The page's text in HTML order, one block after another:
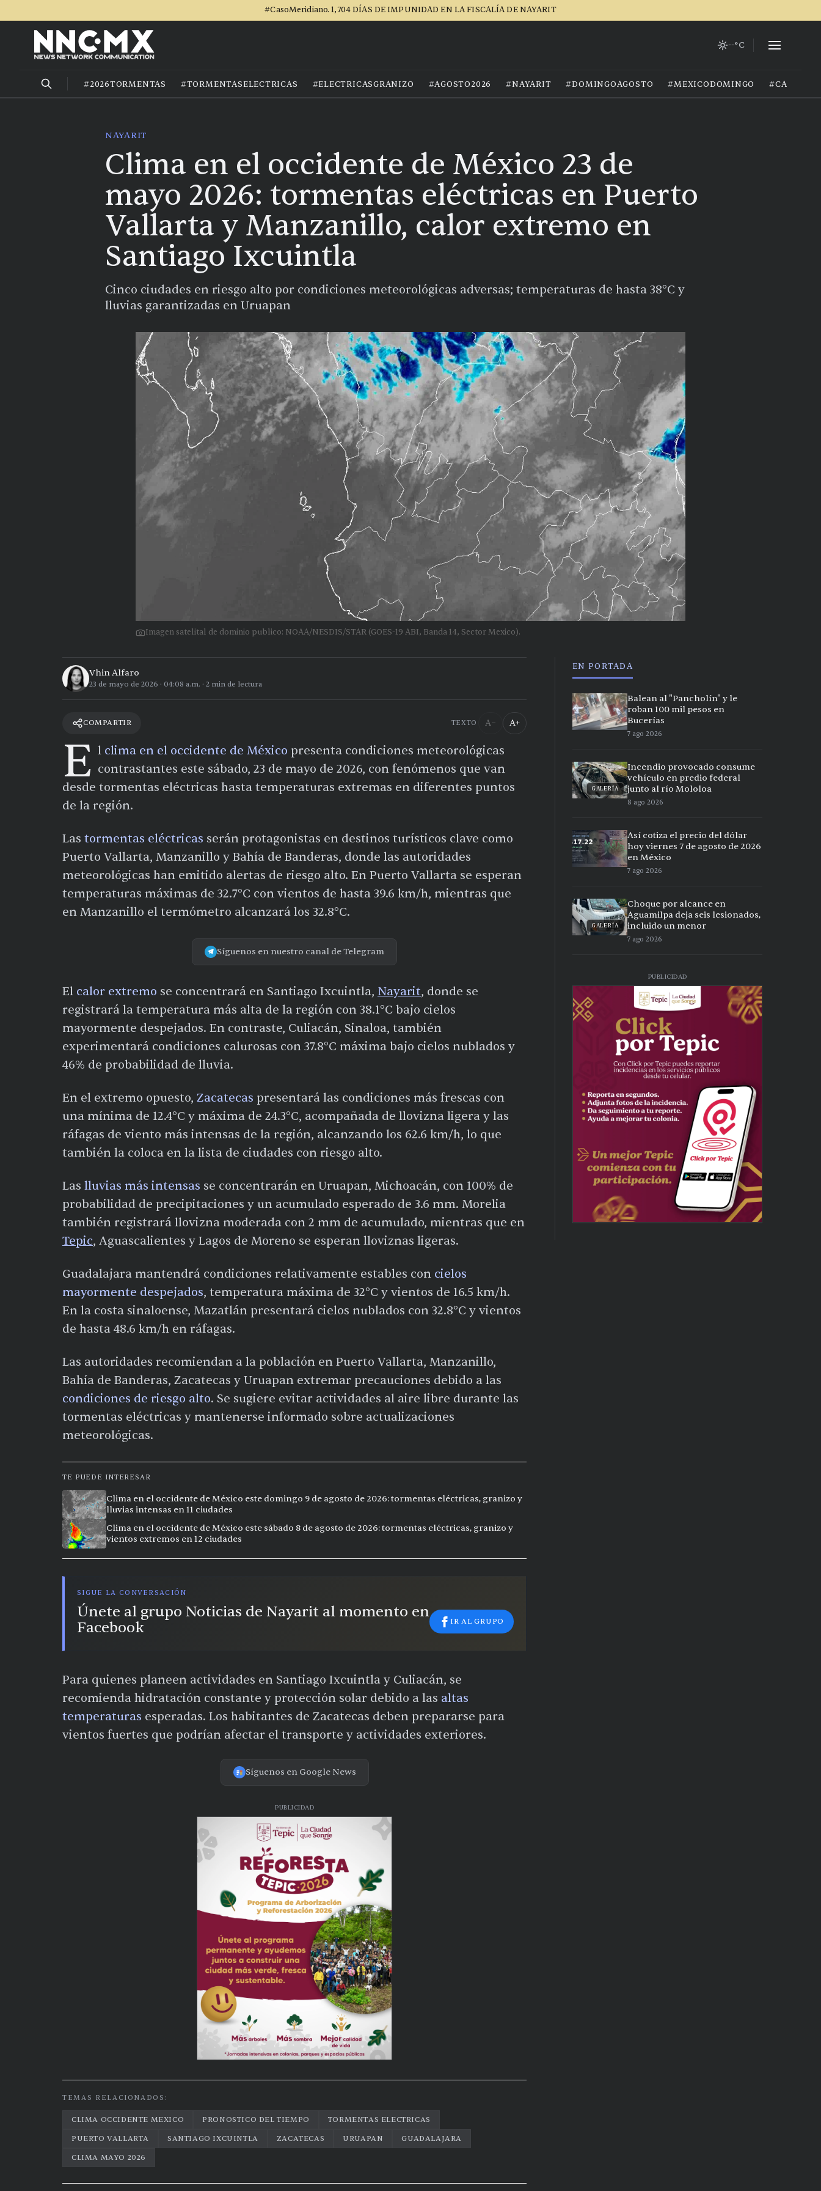
#CasoMeridiano. 1,704 DÍAS DE IMPUNIDAD EN LA FISCALÍA DE NAYARIT
--°C
#2026TORMENTAS #TORMENTASELECTRICAS #ELECTRICASGRANIZO #AGOSTO2026 #NAYARIT #DOMINGOAGOSTO #MEXICODOMINGO
NAYARIT
Clima en el occidente de México 23 de
mayo 2026: tormentas eléctricas en Puerto
Vallarta y Manzanillo, calor extremo en
Santiago Ixcuintla
Cinco ciudades en riesgo alto por condiciones meteorológicas adversas; temperaturas de hasta 38°C y
lluvias garantizadas en Uruapan
Imagen satelital de dominio publico: NOAA/NESDIS/STAR (GOES-19 ABI, Banda 14, Sector Mexico).
Vhin Alfaro
23 de mayo de 2026 · 04:08 a.m. · 2 min de lectura
COMPARTIR TEXTO A− A+
E l clima en el occidente de México presenta condiciones meteorológicas
contrastantes este sábado, 23 de mayo de 2026, con fenómenos que van
desde tormentas eléctricas hasta temperaturas extremas en diferentes puntos
de la región.
Las tormentas eléctricas serán protagonistas en destinos turísticos clave como
Puerto Vallarta, Manzanillo y Bahía de Banderas, donde las autoridades
meteorológicas han emitido alertas de riesgo alto. En Puerto Vallarta se esperan
temperaturas máximas de 32.7°C con vientos de hasta 39.6 km/h, mientras que
en Manzanillo el termómetro alcanzará los 32.8°C.
Síguenos en nuestro canal de Telegram
El calor extremo se concentrará en Santiago Ixcuintla, Nayarit, donde se
registrará la temperatura más alta de la región con 38.1°C bajo cielos
mayormente despejados. En contraste, Culiacán, Sinaloa, también
experimentará condiciones calurosas con 37.8°C máxima bajo cielos nublados y
46% de probabilidad de lluvia.
En el extremo opuesto, Zacatecas presentará las condiciones más frescas con
una mínima de 12.4°C y máxima de 24.3°C, acompañada de llovizna ligera y las
ráfagas de viento más intensas de la región, alcanzando los 62.6 km/h, lo que
también la coloca en la lista de ciudades con riesgo alto.
Las lluvias más intensas se concentrarán en Uruapan, Michoacán, con 100% de
probabilidad de precipitaciones y un acumulado esperado de 3.6 mm. Morelia
también registrará llovizna moderada con 2 mm de acumulado, mientras que en
Tepic, Aguascalientes y Lagos de Moreno se esperan lloviznas ligeras.
Guadalajara mantendrá condiciones relativamente estables con cielos
mayormente despejados, temperatura máxima de 32°C y vientos de 16.5 km/h.
En la costa sinaloense, Mazatlán presentará cielos nublados con 32.8°C y vientos
de hasta 48.6 km/h en ráfagas.
Las autoridades recomiendan a la población en Puerto Vallarta, Manzanillo,
Bahía de Banderas, Zacatecas y Uruapan extremar precauciones debido a las
condiciones de riesgo alto. Se sugiere evitar actividades al aire libre durante las
tormentas eléctricas y mantenerse informado sobre actualizaciones
meteorológicas.
TE PUEDE INTERESAR
Clima en el occidente de México este domingo 9 de agosto de 2026: tormentas eléctricas, granizo y
lluvias intensas en 11 ciudades
Clima en el occidente de México este sábado 8 de agosto de 2026: tormentas eléctricas, granizo y
vientos extremos en 12 ciudades
SIGUE LA CONVERSACIÓN
Únete al grupo Noticias de Nayarit al momento en
Facebook
IR AL GRUPO
Para quienes planeen actividades en Santiago Ixcuintla y Culiacán, se
recomienda hidratación constante y protección solar debido a las altas
temperaturas esperadas. Los habitantes de Zacatecas deben prepararse para
vientos fuertes que podrían afectar el transporte y actividades exteriores.
Síguenos en Google News
PUBLICIDAD
TEMAS RELACIONADOS:
CLIMA OCCIDENTE MEXICO PRONOSTICO DEL TIEMPO
TORMENTAS ELECTRICAS
PUERTO VALLARTA
SANTIAGO IXCUINTLA ZACATECAS URUAPAN
GUADALAJARA
CLIMA MAYO 2026
EN PORTADA
Balean al "Pancholín" y le
roban 100 mil pesos en
Bucerías
7 ago 2026
GALERÍA
Incendio provocado consume
vehículo en predio federal
junto al río Mololoa
8 ago 2026
Así cotiza el precio del dólar
hoy viernes 7 de agosto de 2026
en México
7 ago 2026
GALERÍA
Choque por alcance en
Aguamilpa deja seis lesionados,
incluido un menor
7 ago 2026
PUBLICIDAD